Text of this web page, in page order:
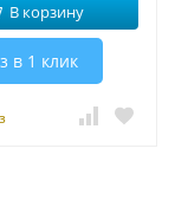
В корзину
в 1 клик